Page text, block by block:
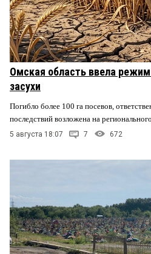
Омская область ввела
засухи
Погибло более 100 га посевов,
последствий возложена на
5 августа 18:07 7 672